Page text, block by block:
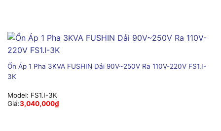
Ổn Áp 1 Pha 3KVA FUSHIN Dải 90V~250V Ra 110V-220V FS1.I-
3K
Model: FS1.I-3K
Giá:3,040,000₫